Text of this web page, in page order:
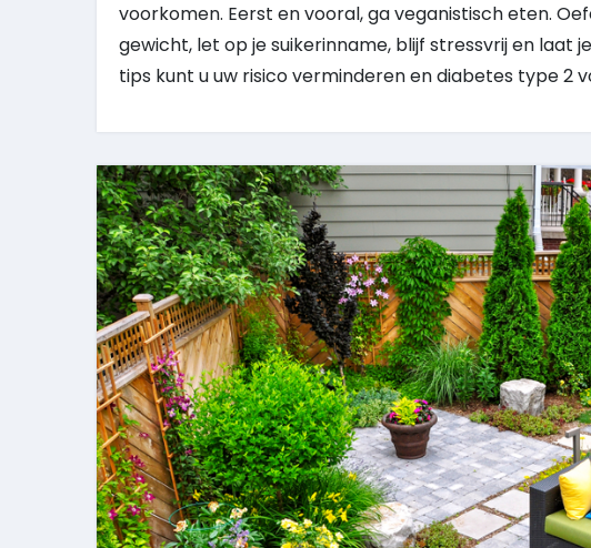
voorkomen. Eerst en vooral, ga veganistisch eten.
gewicht, let op je suikerinname, blijf stressvrij en laat
tips kunt u uw risico verminderen en diabetes type 2